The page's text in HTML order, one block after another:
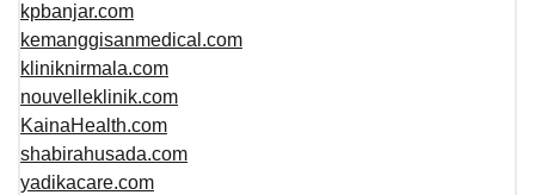
kpbanjar.com
kemanggisanmedical.com
kliniknirmala.com
nouvelleklinik.com
KainaHealth.com
shabirahusada.com
yadikacare.com